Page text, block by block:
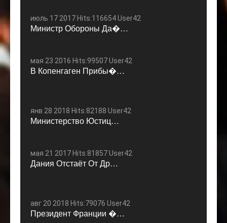
июль 17 2017 Hits:116654 User42
Министр Обороны Да�…
мая 23 2016 Hits:99507 User42
В Копенгаген Прибы�…
янв 28 2018 Hits:82188 User42
Министерство Юстиц…
мая 21 2017 Hits:81857 User42
Дания Отстаёт От Др…
авг 20 2018 Hits:79076 User42
Президент Франции �…